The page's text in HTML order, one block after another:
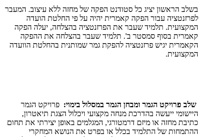
בשלב הראשון יציג כל סטודנט הפקה של מחזה ללא עיצוב. המעבר
לפרזנטציה עבור הפקה קאמרית יהיה על פי החלטת הועדה
המקצועית. תלמיד שעבר את הפרזנטציה בהצלחה, יעלה הפקה
קאמרית בסוף סמסטר ב'. תלמיד שעבר בהצלחה את ההפקה
הקאמרית יגיש פרזנטציה להפקת גמר שמותנית בהחלטת הוועדה
המקצועית.
שלב פרויקט הגמר ומבחן הגמר במסלול בימוי: פרויקט הגמר
היישומי ייעשה בהדרכת מנחה מקצועי ויכלול הצגת תיאטרון,
כתיבת מחזה או מיזם דרמטורגי, המגלמים באופן יצירתי את תחום
ההתמחות של התלמיד בכלל או בפרט את הנושא המחקרי